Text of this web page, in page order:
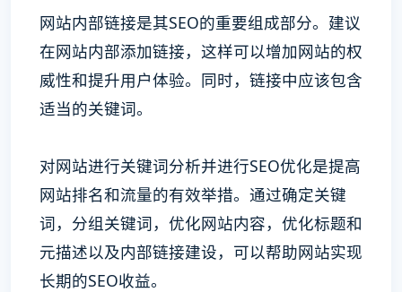
网站内部链接是其SEO的重要组成部分。建议
在网站内部添加链接，这样可以增加网站的权
威性和提升用户体验。同时，链接中应该包含
适当的关键词。
对网站进行关键词分析并进行SEO优化是提高
网站排名和流量的有效举措。通过确定关键
词，分组关键词，优化网站内容，优化标题和
元描述以及内部链接建设，可以帮助网站实现
长期的SEO收益。